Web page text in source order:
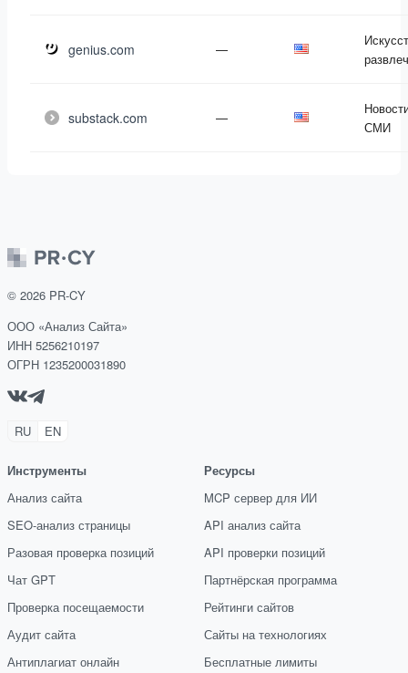
genius.com —
substack.com —
СМИ
© 2026 PR-CY
ООО «Анализ Сайта»
ИНН 5256210197
ОГРН 1235200031890
RU EN
Инструменты
Анализ сайта
SEO-анализ страницы
Разовая проверка позиций
Чат GPT
Проверка посещаемости
Аудит сайта
Антиплагиат онлайн
Ресурсы
MCP сервер для ИИ
API анализ сайта
API проверки позиций
Партнёрская программа
Рейтинги сайтов
Сайты на технологиях
Бесплатные лимиты